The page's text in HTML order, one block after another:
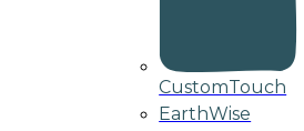
CustomTouch
EarthWise